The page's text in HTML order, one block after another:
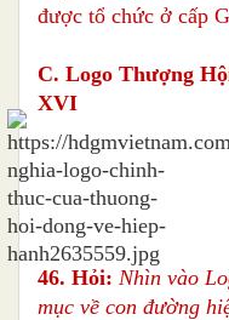
được tổ chức ở cấp
C. Logo Thượng
XVI
46. Hỏi: Nhìn vào
mục về con đường